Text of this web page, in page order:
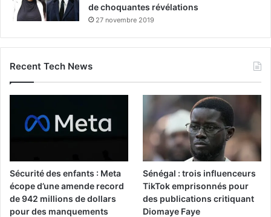
de choquantes révélations
27 novembre 2019
Recent Tech News
Sécurité des enfants : Meta
écope d’une amende record
de 942 millions de dollars
pour des manquements
Sénégal : trois influenceurs
TikTok emprisonnés pour
des publications critiquant
Diomaye Faye